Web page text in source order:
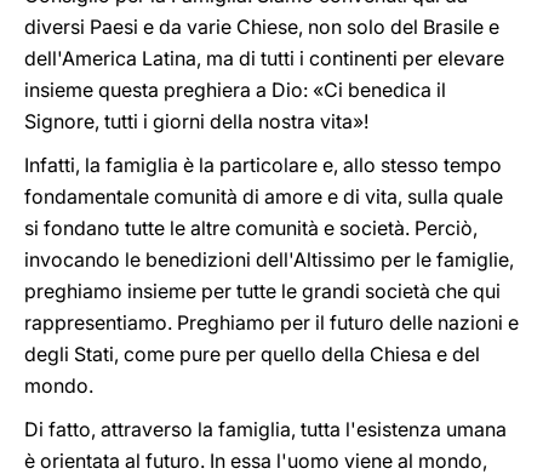
diversi Paesi e da varie Chiese, non solo del Brasile e
dell'America Latina, ma di tutti i continenti per elevare
insieme questa preghiera a Dio: «Ci benedica il
Signore, tutti i giorni della nostra vita»!
Infatti, la famiglia è la particolare e, allo stesso tempo
fondamentale comunità di amore e di vita, sulla quale
si fondano tutte le altre comunità e società. Perciò,
invocando le benedizioni dell'Altissimo per le famiglie,
preghiamo insieme per tutte le grandi società che qui
rappresentiamo. Preghiamo per il futuro delle nazioni e
degli Stati, come pure per quello della Chiesa e del
mondo.
Di fatto, attraverso la famiglia, tutta l'esistenza umana
è orientata al futuro. In essa l'uomo viene al mondo,